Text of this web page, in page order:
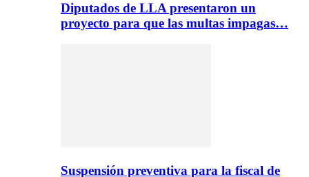
Diputados de LLA presentaron un
proyecto para que las multas impagas…
Suspensión preventiva para la fiscal de